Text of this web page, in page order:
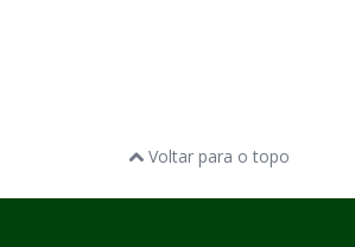
Voltar para o topo